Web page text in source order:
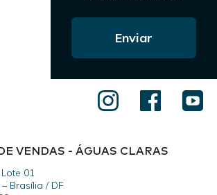
Enviar
VENDAS - ÁGUAS CLARAS
01
Brasília / DF